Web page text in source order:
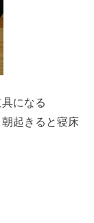
になる
起きると寝床